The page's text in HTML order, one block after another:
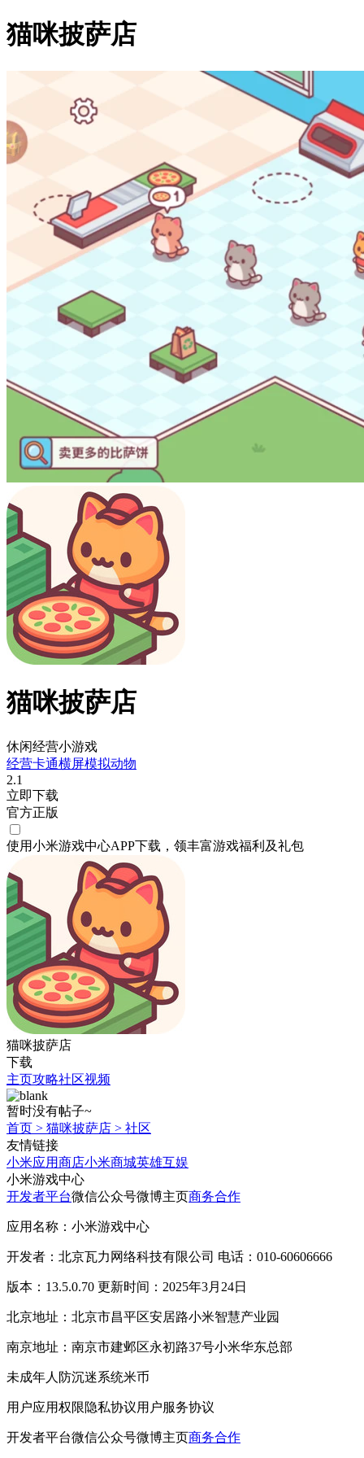
猫咪披萨店
猫咪披萨店
休闲经营小游戏
经营卡通横屏模拟动物
2.1
立即下载
官方正版
使用小米游戏中心APP下载 ，领丰富游戏福利 及礼包
猫咪披萨店
下载
主页攻略社区视频
暂时没有帖子~
首页 > 猫咪披萨店 > 社区
友情链接
小米应用商店小米商城英雄互娱
小米游戏中心
开发者平台微信公众号微博主页商务合作
应用名称：小米游戏中心
开发者：北京瓦力网络科技有限公司 电话：010-60606666
版本：13.5.0.70 更新时间：2025年3月24日
北京地址：北京市昌平区安居路小米智慧产业园
南京地址：南京市建邺区永初路37号小米华东总部
未成年人防沉迷系统米币
用户应用权限隐私协议用户服务协议
开发者平台微信公众号微博主页商务合作